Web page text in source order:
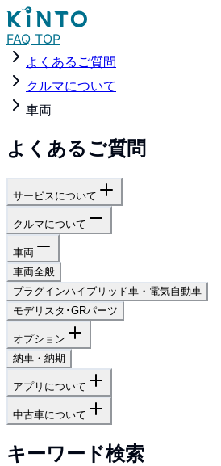
FAQ TOP
よくあるご質問
クルマについて
車両
よくあるご質問
サービスについて
クルマについて
車両
車両全般
プラグインハイブリッド車・電気自動車
モデリスタ･GRパーツ
オプション
納車・納期
アプリについて
中古車について
キーワード検索